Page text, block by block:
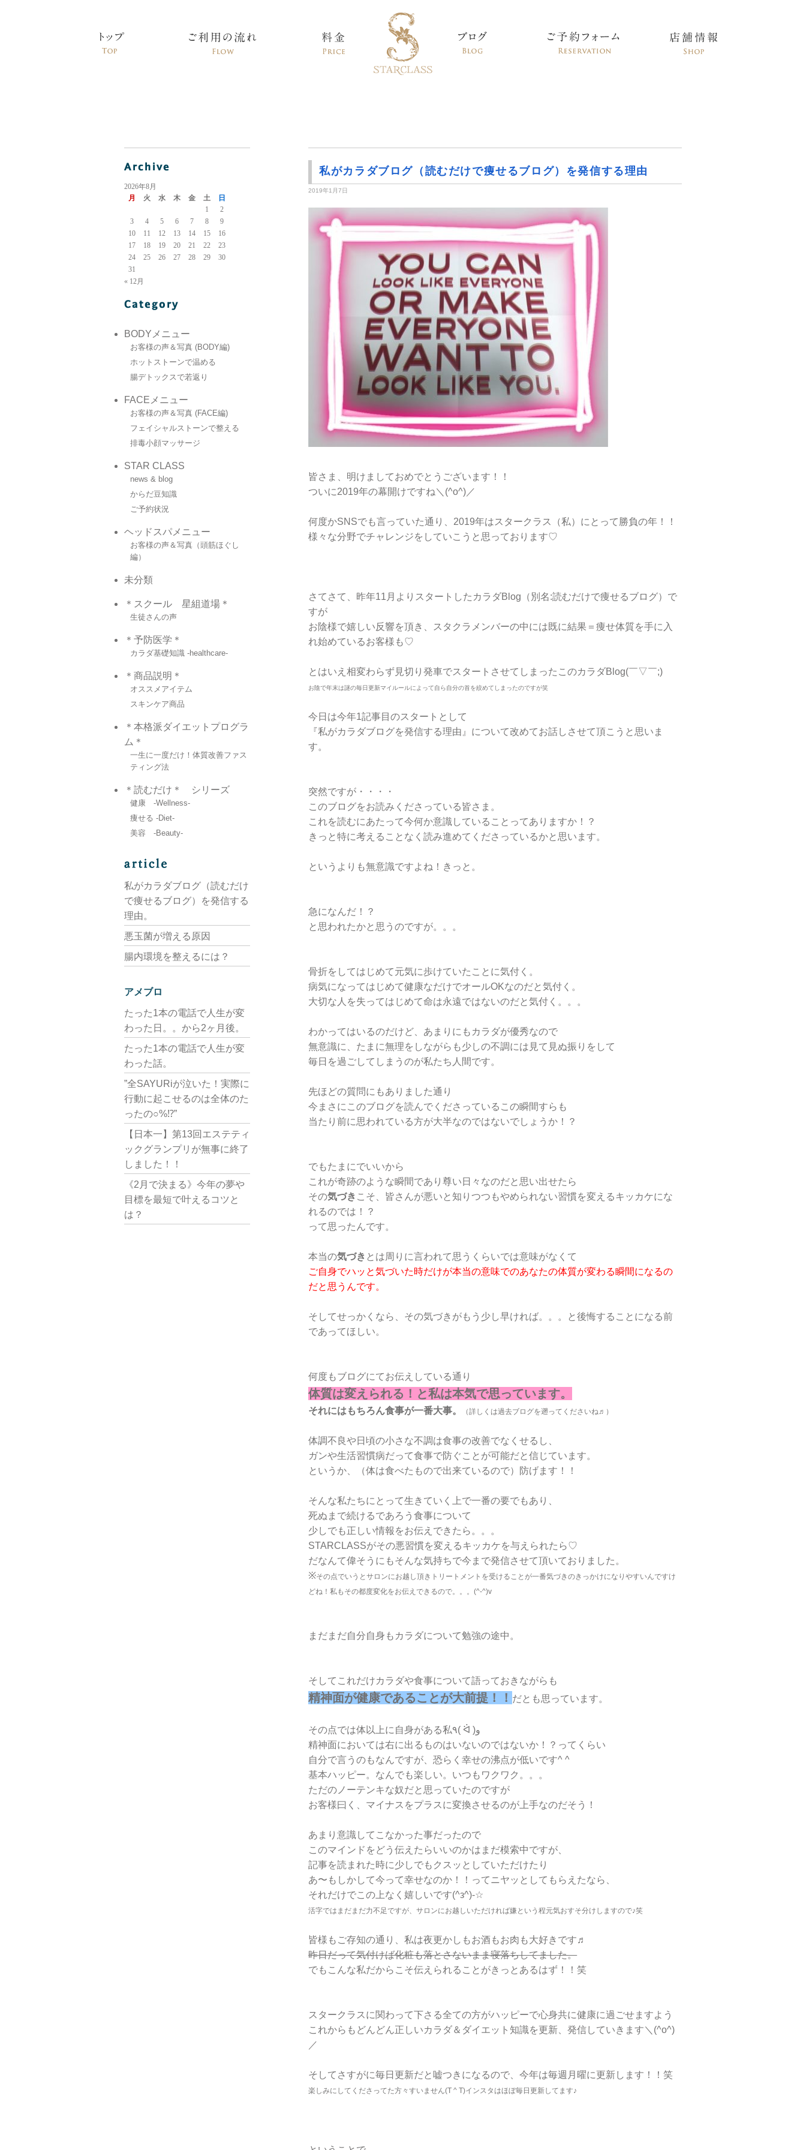
私がカラダブログ（読むだけで痩せるブログ）を発信する理由
2019年1月7日
皆さま、明けましておめでとうございます！！
ついに2019年の幕開けですね＼(^o^)／
何度かSNSでも言っていた通り、2019年はスタークラス（私）にとって勝負の年！！
様々な分野でチャレンジをしていこうと思っております♡
さてさて、昨年11月よりスタートしたカラダBlog（別名:読むだけで痩せるブログ）で
すが
お陰様で嬉しい反響を頂き、スタクラメンバーの中には既に結果＝痩せ体質を手に入
れ始めているお客様も♡
とはいえ相変わらず見切り発車でスタートさせてしまったこのカラダBlog(￣▽￣;)
お陰で年末は謎の毎日更新マイルールによって自ら自分の首を絞めてしまったのですが笑
今日は今年1記事目のスタートとして
『私がカラダブログを発信する理由』について改めてお話しさせて頂こうと思いま
す。
突然ですが・・・・
このブログをお読みくださっている皆さま。
これを読むにあたって今何か意識していることってありますか！？
きっと特に考えることなく読み進めてくださっているかと思います。
というよりも無意識ですよね！きっと。
急になんだ！？
と思われたかと思うのですが。。。
骨折をしてはじめて元気に歩けていたことに気付く。
病気になってはじめて健康なだけでオールOKなのだと気付く。
大切な人を失ってはじめて命は永遠ではないのだと気付く。。。
わかってはいるのだけど、あまりにもカラダが優秀なので
無意識に、たまに無理をしながらも少しの不調には見て見ぬ振りをして
毎日を過ごしてしまうのが私たち人間です。
先ほどの質問にもありました通り
今まさにこのブログを読んでくださっているこの瞬間すらも
当たり前に思われている方が大半なのではないでしょうか！？
でもたまにでいいから
これが奇跡のような瞬間であり尊い日々なのだと思い出せたら
その気づき こそ、皆さんが悪いと知りつつもやめられない習慣を変えるキッカケにな
れるのでは！？
って思ったんです。
本当の気づき とは周りに言われて思うくらいでは意味がなくて
ご自身でハッと気づいた時だけが本当の意味でのあなたの体質が変わる瞬間になるの
だと思うんです。
そしてせっかくなら、その気づきがもう少し早ければ。。。と後悔することになる前
であってほしい。
何度もブログにてお伝えしている通り
体質は変えられる！と私は本気で思っています。
それにはもちろん食事が一番大事。 （詳しくは過去ブログを遡ってくださいね♬）
体調不良や日頃の小さな不調は食事の改善でなくせるし、
ガンや生活習慣病だって食事で防ぐことが可能だと信じています。
というか、（体は食べたもので出来ているので）防げます！！
そんな私たちにとって生きていく上で一番の要でもあり、
死ぬまで続けるであろう食事について
少しでも正しい情報をお伝えできたら。。。
STARCLASSがその悪習慣を変えるキッカケを与えられたら♡
だなんて偉そうにもそんな気持ちで今まで発信させて頂いておりました。
※その点でいうとサロンにお越し頂きトリートメントを受けることが一番気づきのきっかけになりやすいんですけ
どね！私もその都度変化をお伝えできるので。。。(^-^)v
まだまだ自分自身もカラダについて勉強の途中。
そしてこれだけカラダや食事について語っておきながらも
精神面が健康であることが大前提！！ だとも思っています。
その点では体以上に自身がある私٩( ᐛ )و
精神面においては右に出るものはいないのではないか！？ってくらい
自分で言うのもなんですが、恐らく幸せの沸点が低いです^ ^
基本ハッピー。なんでも楽しい。いつもワクワク。。。
ただのノーテンキな奴だと思っていたのですが
お客様曰く、マイナスをプラスに変換させるのが上手なのだそう！
あまり意識してこなかった事だったので
このマインドをどう伝えたらいいのかはまだ模索中ですが、
記事を読まれた時に少しでもクスッとしていただけたり
あ〜もしかして今って幸せなのか！！ってニヤッとしてもらえたなら、
それだけでこの上なく嬉しいです(^з^)-☆
活字ではまだまだ力不足ですが、サロンにお越しいただければ嫌という程元気おすそ分けしますので♪笑
皆様もご存知の通り、私は夜更かしもお酒もお肉も大好きです♬
昨日だって気付けば化粧も落とさないまま寝落ちしてました。
でもこんな私だからこそ伝えられることがきっとあるはず！！笑
スタークラスに関わって下さる全ての方がハッピーで心身共に健康に過ごせますよう
これからもどんどん正しいカラダ＆ダイエット知識を更新、発信していきます＼(^o^)
／
そしてさすがに毎日更新だと嘘つきになるので、今年は毎週月曜に更新します！！笑
楽しみにしてくださってた方々すいません(T ^ T)インスタはほぼ毎日更新してます♪
2026年8月
月
火 水 木 金 土
日
1
2
3
4 5 6 7 8
9
10
11 12 13 14 15
16
17
18 19 20 21 22
23
24
25 26 27 28 29
30
31
« 12月
BODYメニュー
お客様の声＆写真 (BODY編)
ホットストーンで温める
腸デトックスで若返り
FACEメニュー
お客様の声＆写真 (FACE編)
フェイシャルストーンで整える
排毒小顔マッサージ
STAR CLASS
news & blog
からだ豆知識
ご予約状況
ヘッドスパメニュー
お客様の声＆写真（頭筋ほぐし
編）
未分類
＊スクール 星組道場＊
生徒さんの声
＊予防医学＊
カラダ基礎知識 -healthcare-
＊商品説明＊
オススメアイテム
スキンケア商品
＊本格派ダイエットプログラ
ム＊
一生に一度だけ！体質改善ファス
ティング法
＊読むだけ＊ シリーズ
健康 -Wellness-
痩せる -Diet-
美容 -Beauty-
私がカラダブログ（読むだけ
で痩せるブログ）を発信する
理由。
悪玉菌が増える原因
腸内環境を整えるには？
アメブロ
たった1本の電話で人生が変
わった日。。から2ヶ月後。
たった1本の電話で人生が変
わった話。
”全SAYURiが泣いた！実際に
行動に起こせるのは全体のた
ったの○%⁉︎”
【日本一】第13回エステティ
ックグランプリが無事に終了
しました！！
《2月で決まる》今年の夢や
目標を最短で叶えるコツと
は？